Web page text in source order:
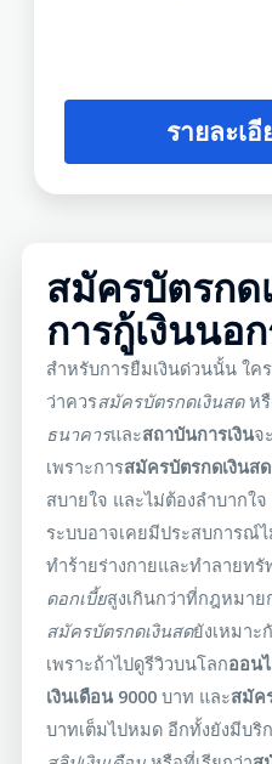
รายละเ
สมัครบัตรกด
การกู้เงินนอ
สำหรับการยืมเงินด่วนนั้น ใค
ว่าควรสมัครบัตรกดเงินสดห
ธนาคารและสถาบันการเงินจ
เพราะการสมัครบัตรกดเงินสด
สบายใจ และไม่ต้องลำบากใ
ระบบอาจเคยมีประสบการณ์
ทำร้ายร่างกายและทำลายท
ดอกเบี้ยสูงเกินกว่าที่กฎหมาย
สมัครบัตรกดเงินสดยังเหมา
เพราะถ้าไปดูรีวิวบนโลกออน
เงินเดือน 9000บาท และสมัค
บาทเต็มไปหมด อีกทั้งยังมีบริ